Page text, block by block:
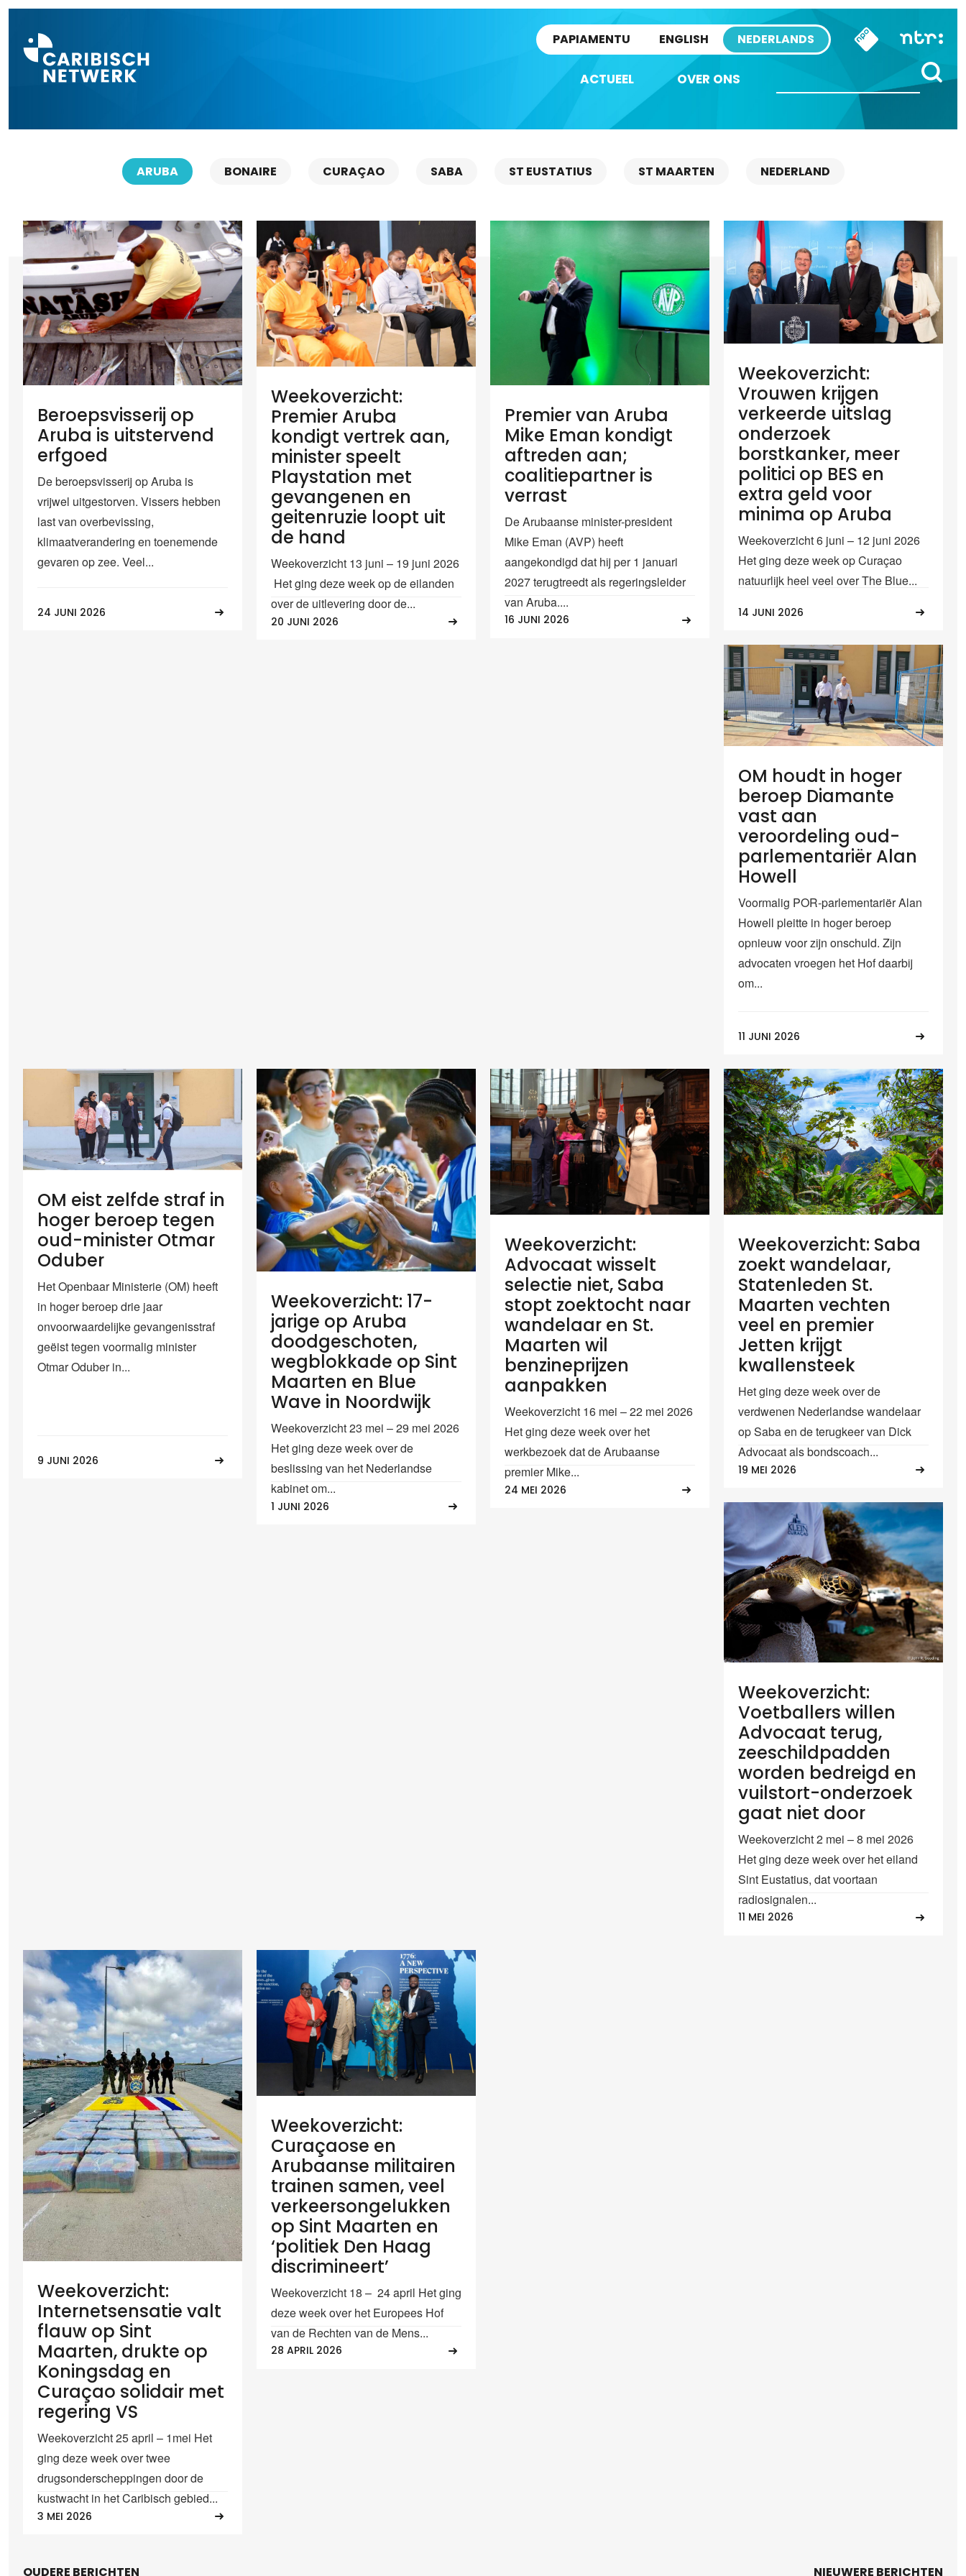
PAPIAMENTU ENGLISH NEDERLANDS
ACTUEEL OVER ONS
ARUBA BONAIRE CURAÇAO SABA ST EUSTATIUS ST MAARTEN NEDERLAND
Beroepsvisserij op
Aruba is uitstervend
erfgoed
De beroepsvisserij op Aruba is
vrijwel uitgestorven. Vissers hebben
last van overbevissing,
klimaatverandering en toenemende
gevaren op zee. Veel...
24 JUNI 2026
Weekoverzicht:
Premier Aruba
kondigt vertrek aan,
minister speelt
Playstation met
gevangenen en
geitenruzie loopt uit
de hand
Weekoverzicht 13 juni – 19 juni 2026
Het ging deze week op de eilanden
over de uitlevering door de...
20 JUNI 2026
Premier van Aruba
Mike Eman kondigt
aftreden aan;
coalitiepartner is
verrast
De Arubaanse minister-president
Mike Eman (AVP) heeft
aangekondigd dat hij per 1 januari
2027 terugtreedt als regeringsleider
van Aruba....
16 JUNI 2026
Weekoverzicht:
Vrouwen krijgen
verkeerde uitslag
onderzoek
borstkanker, meer
politici op BES en
extra geld voor
minima op Aruba
Weekoverzicht 6 juni – 12 juni 2026
Het ging deze week op Curaçao
natuurlijk heel veel over The Blue...
14 JUNI 2026
OM houdt in hoger
beroep Diamante
vast aan
veroordeling oud-
parlementariër Alan
Howell
Voormalig POR-parlementariër Alan
Howell pleitte in hoger beroep
opnieuw voor zijn onschuld. Zijn
advocaten vroegen het Hof daarbij
om...
11 JUNI 2026
OM eist zelfde straf in
hoger beroep tegen
oud-minister Otmar
Oduber
Het Openbaar Ministerie (OM) heeft
in hoger beroep drie jaar
onvoorwaardelijke gevangenisstraf
geëist tegen voormalig minister
Otmar Oduber in...
9 JUNI 2026
Weekoverzicht: 17-
jarige op Aruba
doodgeschoten,
wegblokkade op Sint
Maarten en Blue
Wave in Noordwijk
Weekoverzicht 23 mei – 29 mei 2026
Het ging deze week over de
beslissing van het Nederlandse
kabinet om...
1 JUNI 2026
Weekoverzicht:
Advocaat wisselt
selectie niet, Saba
stopt zoektocht naar
wandelaar en St.
Maarten wil
benzineprijzen
aanpakken
Weekoverzicht 16 mei – 22 mei 2026
Het ging deze week over het
werkbezoek dat de Arubaanse
premier Mike...
24 MEI 2026
Weekoverzicht: Saba
zoekt wandelaar,
Statenleden St.
Maarten vechten
veel en premier
Jetten krijgt
kwallensteek
Het ging deze week over de
verdwenen Nederlandse wandelaar
op Saba en de terugkeer van Dick
Advocaat als bondscoach...
19 MEI 2026
Weekoverzicht:
Voetballers willen
Advocaat terug,
zeeschildpadden
worden bedreigd en
vuilstort-onderzoek
gaat niet door
Weekoverzicht 2 mei – 8 mei 2026
Het ging deze week over het eiland
Sint Eustatius, dat voortaan
radiosignalen...
11 MEI 2026
Weekoverzicht:
Internetsensatie valt
flauw op Sint
Maarten, drukte op
Koningsdag en
Curaçao solidair met
regering VS
Weekoverzicht 25 april – 1mei Het
ging deze week over twee
drugsonderscheppingen door de
kustwacht in het Caribisch gebied...
3 MEI 2026
Weekoverzicht:
Curaçaose en
Arubaanse militairen
trainen samen, veel
verkeersongelukken
op Sint Maarten en
‘politiek Den Haag
discrimineert’
Weekoverzicht 18 – 24 april Het ging
deze week over het Europees Hof
van de Rechten van de Mens...
28 APRIL 2026
OUDERE BERICHTEN NIEUWERE BERICHTEN